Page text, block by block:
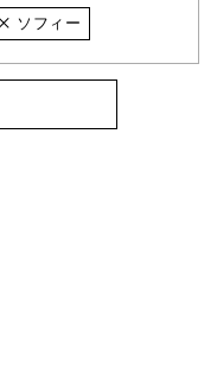
ソフィー